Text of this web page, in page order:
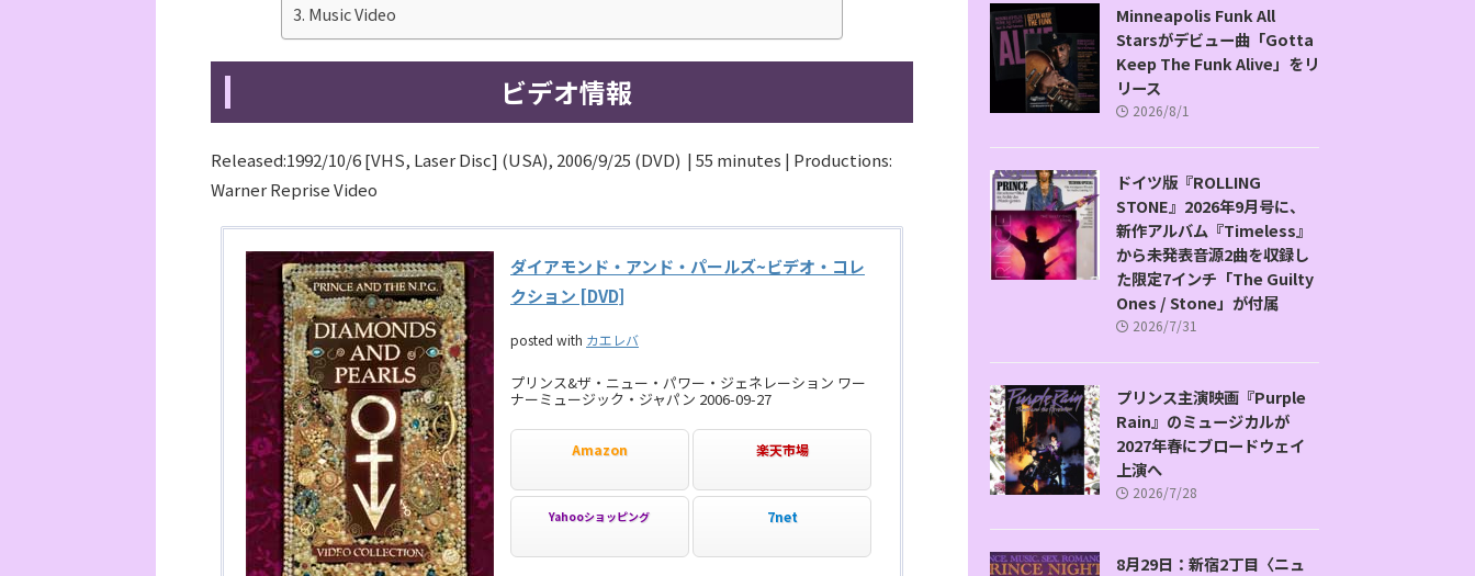
Music Video
ビデオ情報
Released:1992/10/6 [VHS, Laser Disc] (USA), 2006/9/25 (DVD) | 55 minutes | Productions:
Warner Reprise Video
ダイアモンド・アンド・パールズ~ビデオ・コレ
クション [DVD]
posted with カエレバ
プリンス&ザ・ニュー・パワー・ジェネレーション ワー
ナーミュージック・ジャパン 2006-09-27
Amazon 楽天市場
Yahooショッピング 7net
Minneapolis Funk All
Starsがデビュー曲「Gotta
Keep The Funk Alive」をリ
リース
2026/8/1
ドイツ版『ROLLING
STONE』2026年9月号に、
新作アルバム『Timeless』
から未発表音源2曲を収録し
た限定7インチ「The Guilty
Ones / Stone」が付属
2026/7/31
プリンス主演映画『Purple
Rain』のミュージカルが
2027年春にブロードウェイ
上演へ
2026/7/28
8月29日：新宿2丁目〈ニュ